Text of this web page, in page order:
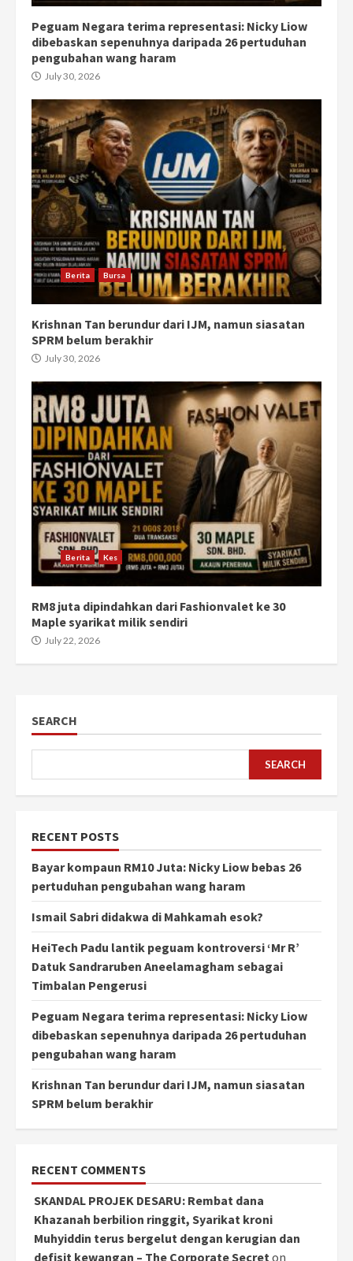
Peguam Negara terima representasi: Nicky Liow
dibebaskan sepenuhnya daripada 26 pertuduhan
pengubahan wang haram
July 30, 2026
Berita Bursa
Krishnan Tan berundur dari IJM, namun siasatan
SPRM belum berakhir
July 30, 2026
Berita Kes
RM8 juta dipindahkan dari Fashionvalet ke 30
Maple syarikat milik sendiri
July 22, 2026
SEARCH
SEARCH
RECENT POSTS
Bayar kompaun RM10 Juta: Nicky Liow bebas 26
pertuduhan pengubahan wang haram
Ismail Sabri didakwa di Mahkamah esok?
HeiTech Padu lantik peguam kontroversi ‘Mr R’
Datuk Sandraruben Aneelamagham sebagai
Timbalan Pengerusi
Peguam Negara terima representasi: Nicky Liow
dibebaskan sepenuhnya daripada 26 pertuduhan
pengubahan wang haram
Krishnan Tan berundur dari IJM, namun siasatan
SPRM belum berakhir
RECENT COMMENTS
SKANDAL PROJEK DESARU: Rembat dana
Khazanah berbilion ringgit, Syarikat kroni
Muhyiddin terus bergelut dengan kerugian dan
defisit kewangan – The Corporate Secret on